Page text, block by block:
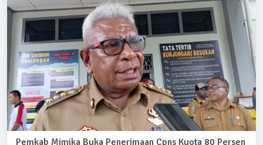
Pemkab Mimika Buka Penerimaan Cpns Kuota 80 Persen